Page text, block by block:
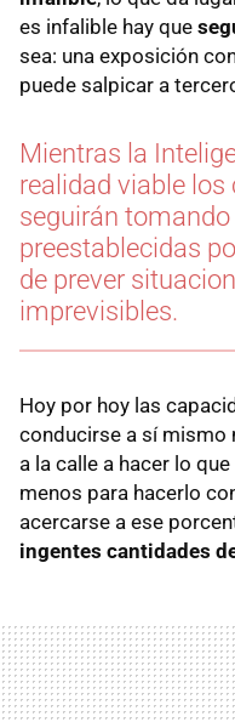
es infalible hay que
sea: una exposición
puede salpicar a
Mientras la
realidad viable
seguirán
preestablecidas
de prever
imprevisibles.
Hoy por hoy las
conducirse a sí mismo
a la calle a hacer lo
menos para hacerlo
acercarse a ese
ingentes cantidades